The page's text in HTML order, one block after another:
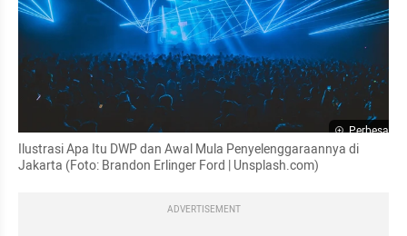
Perbesar
Ilustrasi Apa Itu DWP dan Awal Mula Penyelenggaraannya di
Jakarta (Foto: Brandon Erlinger Ford | Unsplash.com)
ADVERTISEMENT